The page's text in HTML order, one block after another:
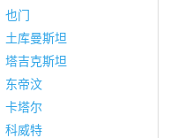
也门
土库曼斯坦
塔吉克斯坦
东帝汶
卡塔尔
科威特